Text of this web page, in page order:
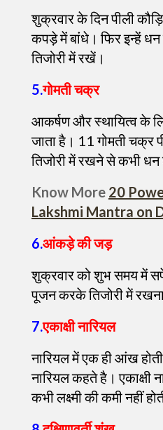
शुक्रवार के दिन पीली
कपड़े में बांधे। फिर इन्हें धन
तिजोरी में रखें।
5.गोमती चक्र
आकर्षण और स्थायित्व के
जाता है। 11 गोमती चक्र
तिजोरी में रखने से कभी धन
Know More 20
Lakshmi Mantra on
6.आंकड़े की जड़
शुक्रवार को शुभ समय में
पूजन करके तिजोरी में
7.एकाक्षी नारियल
नारियल में एक ही आंख
नारियल कहते है। एकाक्षी
कभी लक्ष्मी की कमी नहीं